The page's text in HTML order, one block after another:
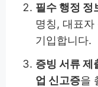
필수 행정 정
명칭, 대표
기입합니다.
증빙 서류 제
업 신고증을